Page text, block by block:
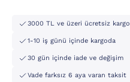
3000 TL ve üzeri ücretsiz kargo
1-10 iş günü içinde kargoda
30 gün içinde iade ve değişim
Vade farksız 6 aya varan taksit